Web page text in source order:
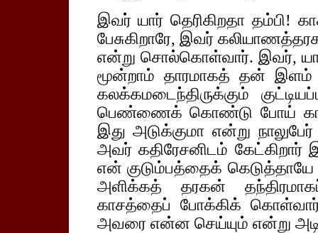
இவர் யார் தெரிகிறதா தம்பி!
பேசுகிறாரே, இவர்
என்று சொல்கொள்வார். இவர்,
மூன்றாம் தாரமாகத் தன்
கலக்கமடைந்திருக்கும்
பெண்ணைக் கொண்டு போய்
இது அடுக்குமா என்று
அவர் கதிரேசனிடம் கேட்கிறார்
என் குடும்பத்தைக்
அளிக்கத் தரகன்
காசத்தைப் போக்கிக்
அவரை என்ன செய்யும் என்று